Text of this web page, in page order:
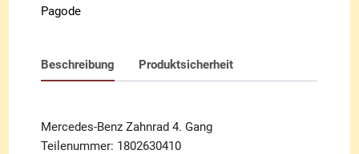
Pagode
Beschreibung Produktsicherheit
Mercedes-Benz Zahnrad 4. Gang
Teilenummer: 1802630410